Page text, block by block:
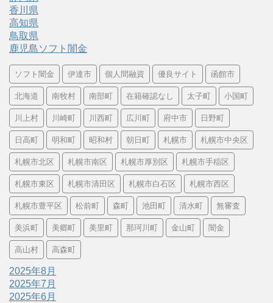
香川県
高知県
鳥取県
鹿児島ソフト闇金
ソフト闇金 伊達市 個人間融資 優良サイト 函館市
北海道 南牧村 南部町 在籍確認なし 太子町 小国町
川上村 川崎町 川西町 広川町 府中市 日野町
日高町 明和町 昭和村 朝日町 札幌市 札幌市中央区
札幌市北区 札幌市南区 札幌市厚別区 札幌市手稲区
札幌市東区 札幌市清田区 札幌市白石区 札幌市西区
札幌市豊平区 松前町 森町 池田町 清水町 無審査
美浜町 美郷町 美里町 那珂川町 金山町 闇金
高山村 高森町
2025年8月
2025年7月
2025年6月